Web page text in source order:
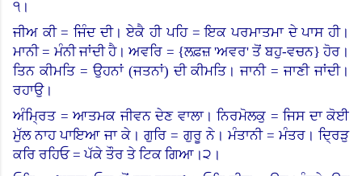
੧।
ਜੀਅ ਕੀ = ਜਿੰਦ ਦੀ। ਏਕੈ ਹੀ ਪਹਿ = ਇਕ ਪਰਮਾਤਮਾ ਦੇ ਪਾਸ ਹੀ।
ਮਾਨੀ = ਮੰਨੀ ਜਾਂਦੀ ਹੈ। ਅਵਰਿ = {ਲਫ਼ਜ਼ 'ਅਵਰ'ਤੋਂ ਬਹੁ-ਵਚਨ}ਹੋਰ।
ਤਿਨ ਕੀਮਤਿ = ਉਹਨਾਂ (ਜਤਨਾਂ)ਦੀ ਕੀਮਤਿ। ਜਾਨੀ = ਜਾਣੀ ਜਾਂਦੀ।
ਰਹਾਉ।
ਅੰਮ੍ਰਿਤ = ਆਤਮਕ ਜੀਵਨ ਦੇਣ ਵਾਲਾ। ਨਿਰਮੋਲਕੁ = ਜਿਸ ਦਾ ਕੋਈ
ਮੁੱਲ ਨਾਹ ਪਾਇਆ ਜਾ ਕੇ। ਗੁਰਿ = ਗੁਰੂ ਨੇ। ਮੰਤਾਨੀ = ਮੰਤਰ। ਦ੍ਰਿੜੁ
ਕਰਿ ਰਹਿਓ = ਪੱਕੇ ਤੌਰ ਤੇ ਟਿਕ ਗਿਆ।੨।